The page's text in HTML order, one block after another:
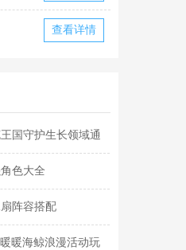
查看详情
国守护生长领域通
色大全
阵容搭配
暖海鲸浪漫活动玩